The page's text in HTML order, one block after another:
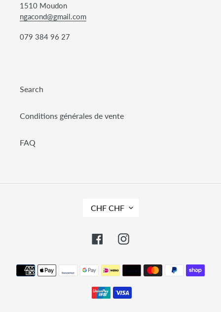
1510 Moudon
ngacond@gmail.com
079 384 96 27
Search
Conditions générales de vente
FAQ
CHF CHF
FacebookInstagram
Moyens
de
paiement